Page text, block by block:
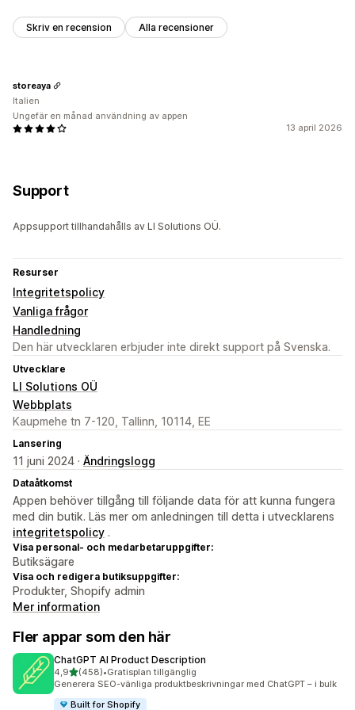
Skriv en recension Alla recensioner
13 april 2026
storeaya
Italien
Ungefär en månad användning av appen
Support
Appsupport tillhandahålls av LI Solutions OÜ.
Resurser
Integritetspolicy
Vanliga frågor
Handledning
Den här utvecklaren erbjuder inte direkt support på Svenska.
Utvecklare
LI Solutions OÜ
Webbplats
Kaupmehe tn 7-120, Tallinn, 10114, EE
Lansering
11 juni 2024 · Ändringslogg
Dataåtkomst
Appen behöver tillgång till följande data för att kunna fungera
med din butik. Läs mer om anledningen till detta i utvecklarens
integritetspolicy .
Visa personal- och medarbetaruppgifter:
Butiksägare
Visa och redigera butiksuppgifter:
Produkter, Shopify admin
Mer information
Fler appar som den här
ChatGPT AI Product Description
4,9av 5 stjärnor
(458)
458 recensioner totalt
•Gratisplan tillgänglig
Generera SEO-vänliga produktbeskrivningar med ChatGPT – i bulk
Built for Shopify